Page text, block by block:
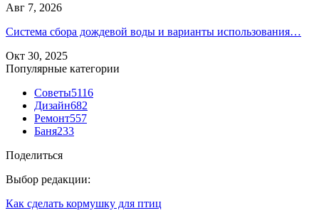
Авг 7, 2026
Система сбора дождевой воды и варианты использования…
Окт 30, 2025
Популярные категории
Советы5116
Дизайн682
Ремонт557
Баня233
Поделиться
Выбор редакции:
Как сделать кормушку для птиц